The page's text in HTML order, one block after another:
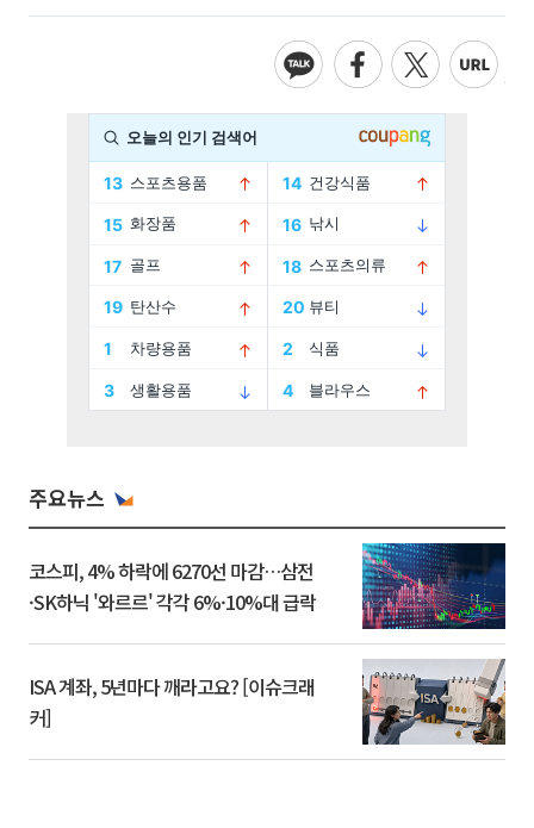
주요뉴스
코스피, 4% 하락에 6270선 마감…삼전
·SK하닉 '와르르' 각각 6%·10%대 급락
ISA 계좌, 5년마다 깨라고요? [이슈크래
커]